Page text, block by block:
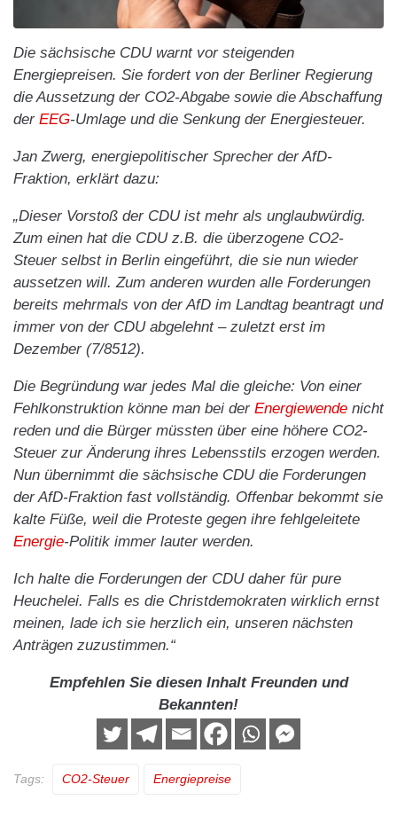
Die sächsische CDU warnt vor steigenden
Energiepreisen. Sie fordert von der Berliner Regierung
die Aussetzung der CO2-Abgabe sowie die Abschaffung
der EEG-Umlage und die Senkung der Energiesteuer.
Jan Zwerg, energiepolitischer Sprecher der AfD-
Fraktion, erklärt dazu:
„Dieser Vorstoß der CDU ist mehr als unglaubwürdig.
Zum einen hat die CDU z.B. die überzogene CO2-
Steuer selbst in Berlin eingeführt, die sie nun wieder
aussetzen will. Zum anderen wurden alle Forderungen
bereits mehrmals von der AfD im Landtag beantragt und
immer von der CDU abgelehnt – zuletzt erst im
Dezember (7/8512).
Die Begründung war jedes Mal die gleiche: Von einer
Fehlkonstruktion könne man bei der Energiewende nicht
reden und die Bürger müssten über eine höhere CO2-
Steuer zur Änderung ihres Lebensstils erzogen werden.
Nun übernimmt die sächsische CDU die Forderungen
der AfD-Fraktion fast vollständig. Offenbar bekommt sie
kalte Füße, weil die Proteste gegen ihre fehlgeleitete
Energie-Politik immer lauter werden.
Ich halte die Forderungen der CDU daher für pure
Heuchelei. Falls es die Christdemokraten wirklich ernst
meinen, lade ich sie herzlich ein, unseren nächsten
Anträgen zuzustimmen.“
Empfehlen Sie diesen Inhalt Freunden und
Bekannten!
Tags: CO2-Steuer Energiepreise